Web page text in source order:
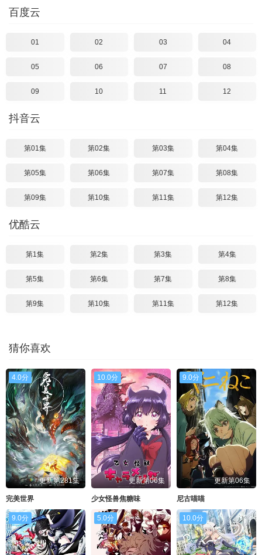
百度云
01 02 03 04
05 06 07 08
09 10 11 12
抖音云
第01集 第02集 第03集 第04集
第05集 第06集 第07集 第08集
第09集 第10集 第11集 第12集
优酷云
第1集 第2集 第3集 第4集
第5集 第6集 第7集 第8集
第9集 第10集 第11集 第12集
猜你喜欢
4.0分
更新第281集
完美世界
10.0分
更新第06集
少女怪兽焦糖味
9.0分
更新第06集
尼古喵喵
9.0分 5.0分 10.0分